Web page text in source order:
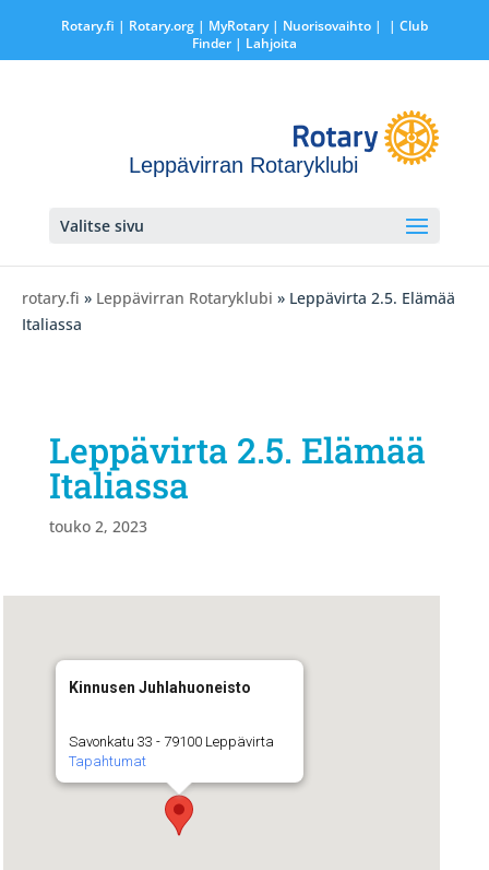
Rotary.fi | Rotary.org| MyRotary | Nuorisovaihto|
| Club
Finder| Lahjoita
Leppävirran Rotaryklubi
Valitse sivu
rotary.fi » Leppävirran Rotaryklubi » Leppävirta 2.5. Elämää
Italiassa
Leppävirta 2.5. Elämää
Italiassa
touko 2, 2023
Kinnusen Juhlahuoneisto
Savonkatu 33 - 79100 Leppävirta
Tapahtumat